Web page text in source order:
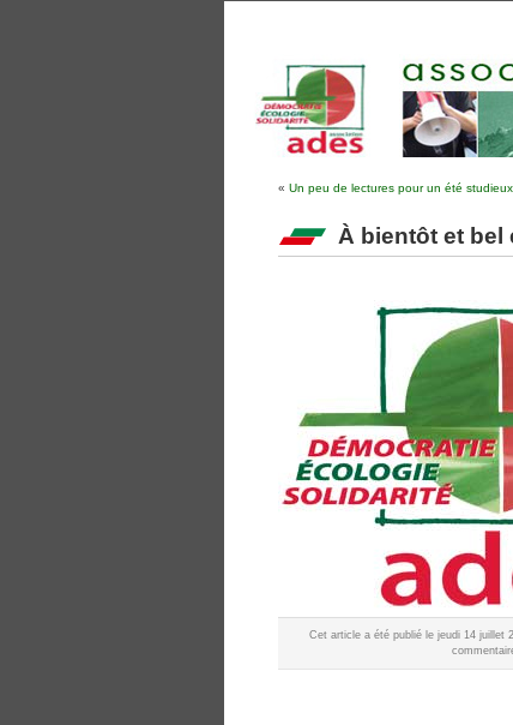
« Un peu de lectures pour un été studieux
À bientôt et bel
Cet article a été publié le jeudi 14 juillet